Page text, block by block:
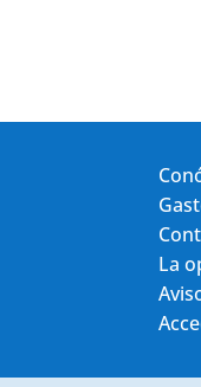
La